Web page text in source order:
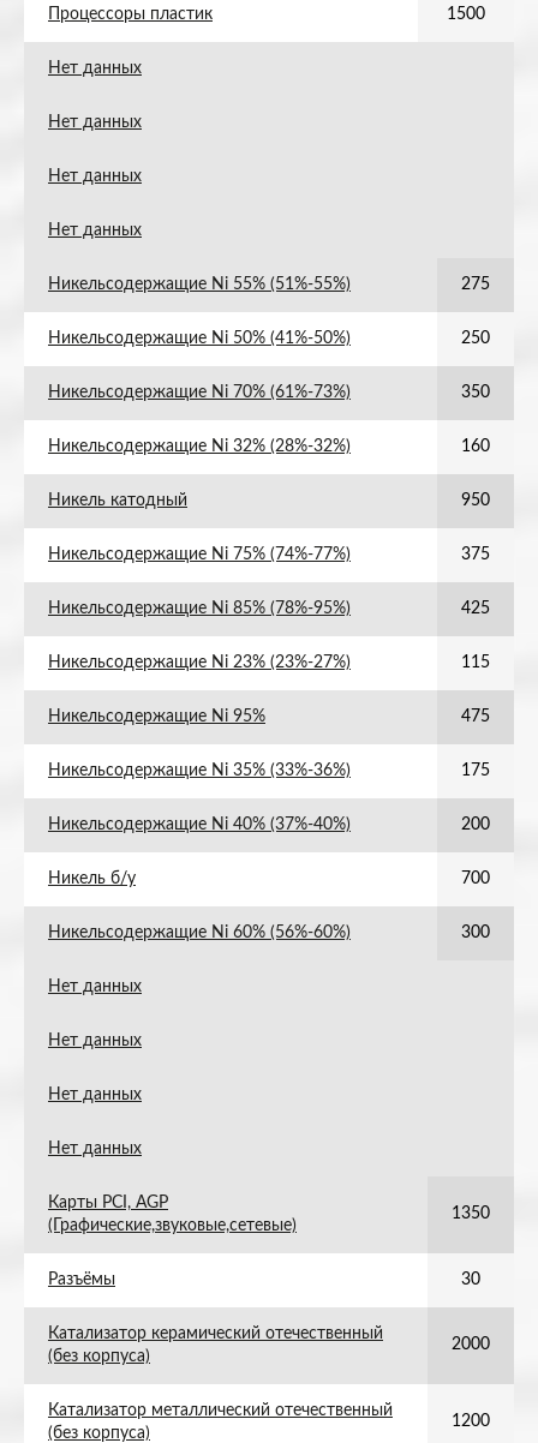
Процессоры пластик 1500
Нет данных
Нет данных
Нет данных
Нет данных
Никельсодержащие Ni 55% (51%-55%) 275
Никельсодержащие Ni 50% (41%-50%) 250
Никельсодержащие Ni 70% (61%-73%) 350
Никельсодержащие Ni 32% (28%-32%) 160
Никель катодный 950
Никельсодержащие Ni 75% (74%-77%) 375
Никельсодержащие Ni 85% (78%-95%) 425
Никельсодержащие Ni 23% (23%-27%) 115
Никельсодержащие Ni 95% 475
Никельсодержащие Ni 35% (33%-36%) 175
Никельсодержащие Ni 40% (37%-40%) 200
Никель б/у 700
Никельсодержащие Ni 60% (56%-60%) 300
Нет данных
Нет данных
Нет данных
Нет данных
Карты PCI, AGP
(Графические,звуковые,сетевые)
1350
Разъёмы 30
Катализатор керамический отечественный
(без корпуса)
2000
Катализатор металлический отечественный
(без корпуса)
1200